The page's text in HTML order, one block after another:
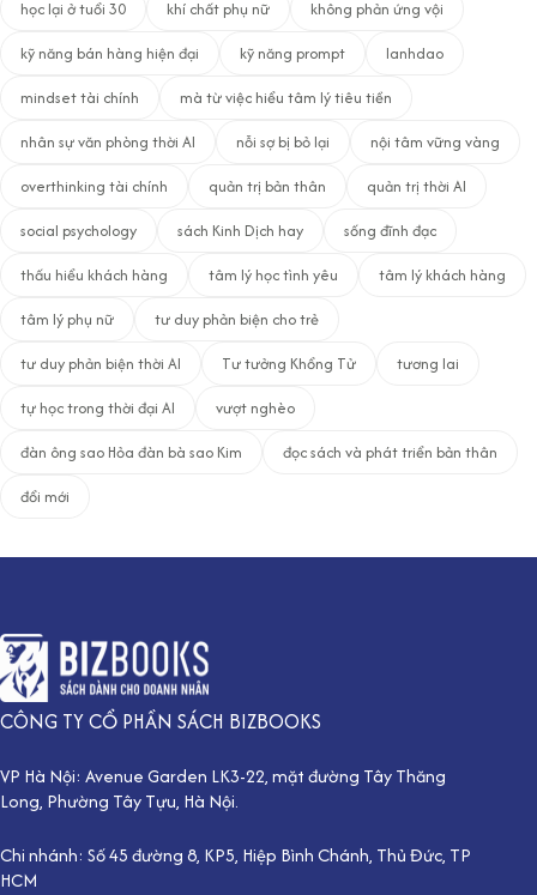
học lại ở tuổi 30
khí chất phụ nữ
không phản ứng vội
kỹ năng bán hàng hiện đại
kỹ năng prompt
lanhdao
mindset tài chính
mà từ việc hiểu tâm lý tiêu tiền
nhân sự văn phòng thời AI
nỗi sợ bị bỏ lại
nội tâm vững vàng
overthinking tài chính
quản trị bản thân
quản trị thời AI
social psychology
sách Kinh Dịch hay
sống đĩnh đạc
thấu hiểu khách hàng
tâm lý học tình yêu
tâm lý khách hàng
tâm lý phụ nữ
tư duy phản biện cho trẻ
tư duy phản biện thời AI
Tư tưởng Khổng Tử
tương lai
tự học trong thời đại AI
vượt nghèo
đàn ông sao Hỏa đàn bà sao Kim
đọc sách và phát triển bản thân
đổi mới
CÔNG TY CỔ PHẦN SÁCH BIZBOOKS
VP Hà Nội: Avenue Garden LK3-22, mặt đường Tây Thăng
Long, Phường Tây Tựu, Hà Nội.
Chi nhánh: Số 45 đường 8, KP5, Hiệp Bình Chánh, Thủ Đức, TP
HCM